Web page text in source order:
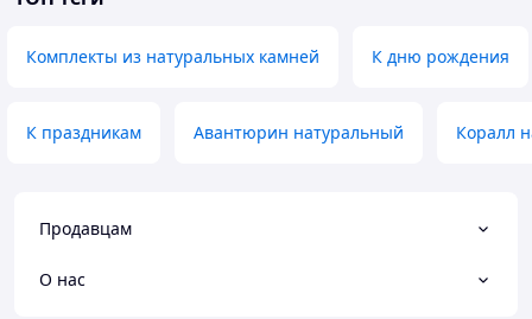
Комплекты из натуральных камней К дню рождения
К праздникам Авантюрин натуральный Коралл
Продавцам
О нас